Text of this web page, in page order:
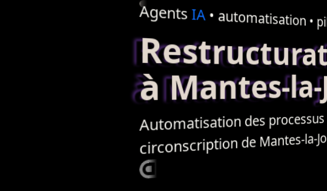
AgentsIA• automatisation•
à Mantes-la-
Automatisationdesprocessus
circonscription de Mantes-la-